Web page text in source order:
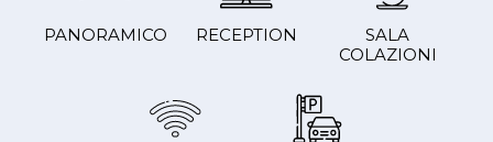
PANORAMICO RECEPTION
SALA
COLAZIONI